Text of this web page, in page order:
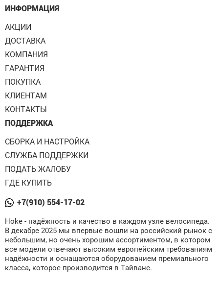
ИНФОРМАЦИЯ
АКЦИИ
ДОСТАВКА
КОМПАНИЯ
ГАРАНТИЯ
ПОКУПКА
КЛИЕНТАМ
КОНТАКТЫ
ПОДДЕРЖКА
СБОРКА И НАСТРОЙКА
СЛУЖБА ПОДДЕРЖКИ
ПОДАТЬ ЖАЛОБУ
ГДЕ КУПИТЬ
+7(910) 554-17-02
Hoke - надёжность и качество в каждом узле велосипеда.
В декабре 2025 мы впервые вошли на российский рынок с
небольшим, но очень хорошим ассортиментом, в котором
все модели отвечают высоким европейским требованиям
надёжности и оснащаются оборудованием премиального
класса, которое производится в Тайване.